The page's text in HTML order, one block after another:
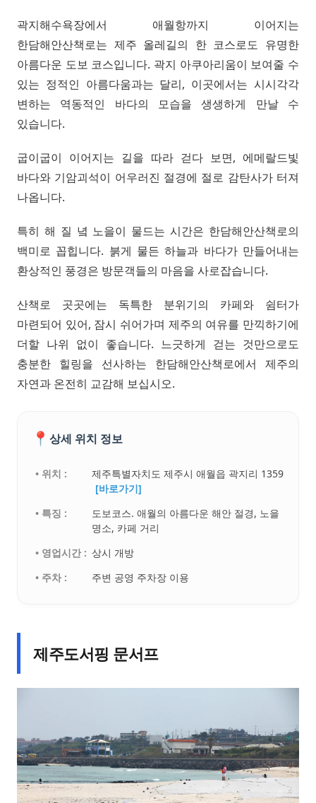
곽지해수욕장에서 애월항까지 이어지는
한담해안산책로는 제주 올레길의 한 코스로도 유명한
아름다운 도보 코스입니다. 곽지 아쿠아리움이 보여줄 수
있는 정적인 아름다움과는 달리, 이곳에서는 시시각각
변하는 역동적인 바다의 모습을 생생하게 만날 수
있습니다.
굽이굽이 이어지는 길을 따라 걷다 보면, 에메랄드빛
바다와 기암괴석이 어우러진 절경에 절로 감탄사가 터져
나옵니다.
특히 해 질 녘 노을이 물드는 시간은 한담해안산책로의
백미로 꼽힙니다. 붉게 물든 하늘과 바다가 만들어내는
환상적인 풍경은 방문객들의 마음을 사로잡습니다.
산책로 곳곳에는 독특한 분위기의 카페와 쉼터가
마련되어 있어, 잠시 쉬어가며 제주의 여유를 만끽하기에
더할 나위 없이 좋습니다. 느긋하게 걷는 것만으로도
충분한 힐링을 선사하는 한담해안산책로에서 제주의
자연과 온전히 교감해 보십시오.
📍 상세 위치 정보
• 위치 :
제주특별자치도 제주시 애월읍 곽지리 1359
[바로가기]
• 특징 :
도보코스. 애월의 아름다운 해안 절경, 노을
명소, 카페 거리
• 영업시간 : 상시 개방
• 주차 :
주변 공영 주차장 이용
제주도서핑 문서프